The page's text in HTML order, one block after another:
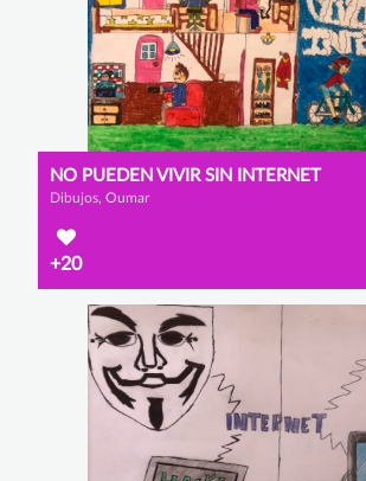
NO PUEDEN VIVIR SIN INTERNET
Dibujos, Oumar
+20